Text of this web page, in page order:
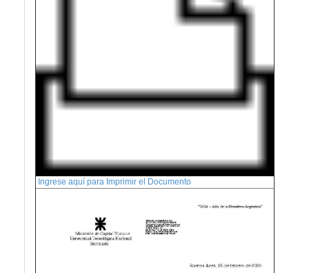
Ingrese aquí para Imprimir el Documento